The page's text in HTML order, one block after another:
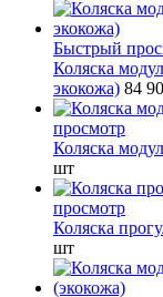
Быстрый
Коляска
экокожа) 84
просмотр
Коляска
шт
просмотр
Коляска
шт